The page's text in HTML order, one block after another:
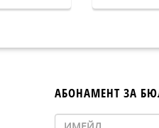
АБОНАМЕНТ ЗА